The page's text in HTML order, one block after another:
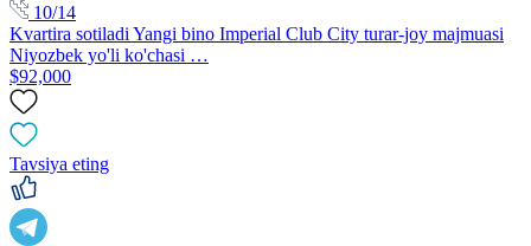
10/14
Kvartira sotiladi Yangi bino Imperial Club City turar-joy majmuasi
Niyozbek yo'li ko'chasi …
$92,000
Tavsiya eting